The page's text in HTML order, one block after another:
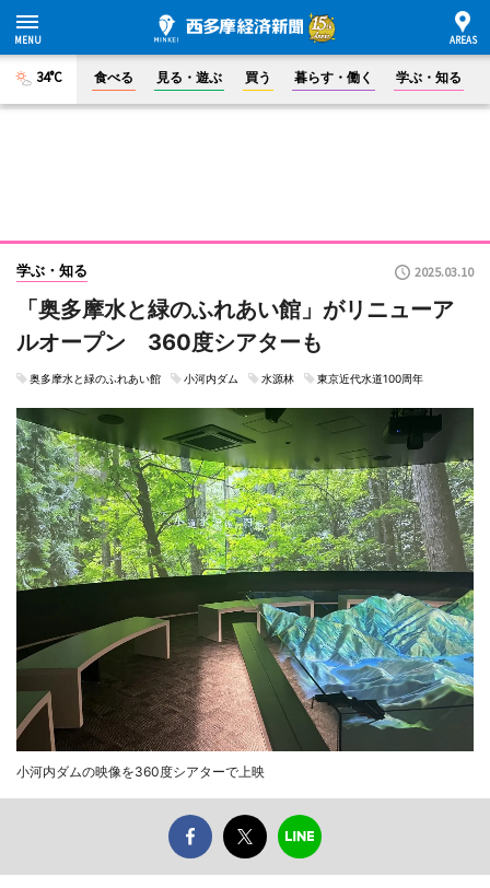
34°C 食べる 見る・遊ぶ 買う 暮らす・働く 学ぶ・知る
学ぶ・知る 2025.03.10
「奥多摩水と緑のふれあい館」がリニューア
ルオープン 360度シアターも
奥多摩水と緑のふれあい館 小河内ダム 水源林 東京近代水道100周年
小河内ダムの映像を360度シアターで上映